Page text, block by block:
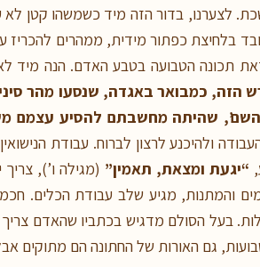
לצערנו, בדור הזה מיד כשמשהו קטן
בלחיצת כפתור מידית, ממהרים
תכונה הטבועה בטבע האדם. הנה מיד
הזה, כמבואר באגדה, שנסעו מהר סיני
שהיתה מחשבתם להסיע עצמם
ולהיכנע לרצון לברוח. עבודת
“יגעת ומצאת, תאמין” (מגילה ו’),
והמתנות, מגיע שלב עבודת הכלים.
בעל הסולם מדגיש בכתביו שהאדם
גם האורות של החתונה הם מתוקים